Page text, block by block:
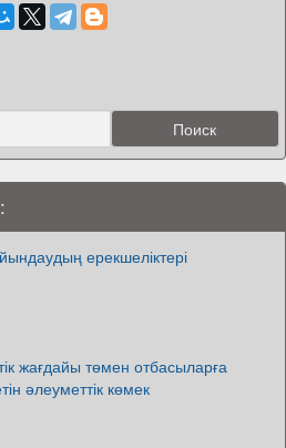
ерекшеліктері
жағдайы төмен отбасыларға
әлеуметтік көмек